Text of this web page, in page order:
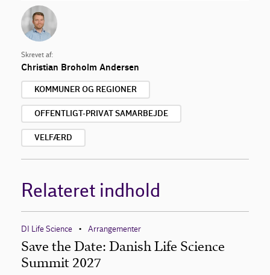
Skrevet af:
Christian Broholm Andersen
KOMMUNER OG REGIONER
OFFENTLIGT-PRIVAT SAMARBEJDE
VELFÆRD
Relateret indhold
DI Life Science • Arrangementer
Save the Date: Danish Life Science
Summit 2027